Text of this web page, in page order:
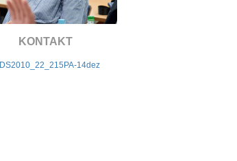
KONTAKT
DS2010_22_215PA-14dez